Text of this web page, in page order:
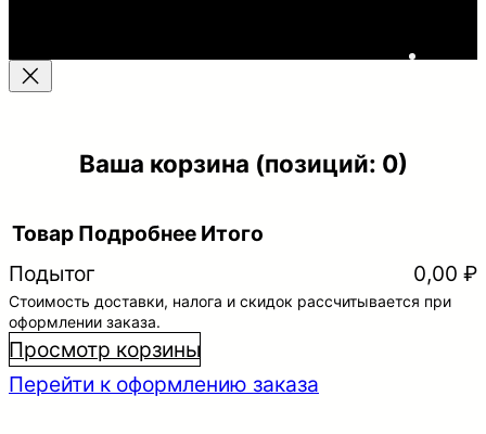
Ваша корзина (позиций: 0)
Товары
в
корзине
Товар Подробнее Итого
Подытог
0,00 ₽
Стоимость доставки, налога и скидок рассчитывается при
оформлении заказа.
Просмотр корзины
Перейти к оформлению заказа